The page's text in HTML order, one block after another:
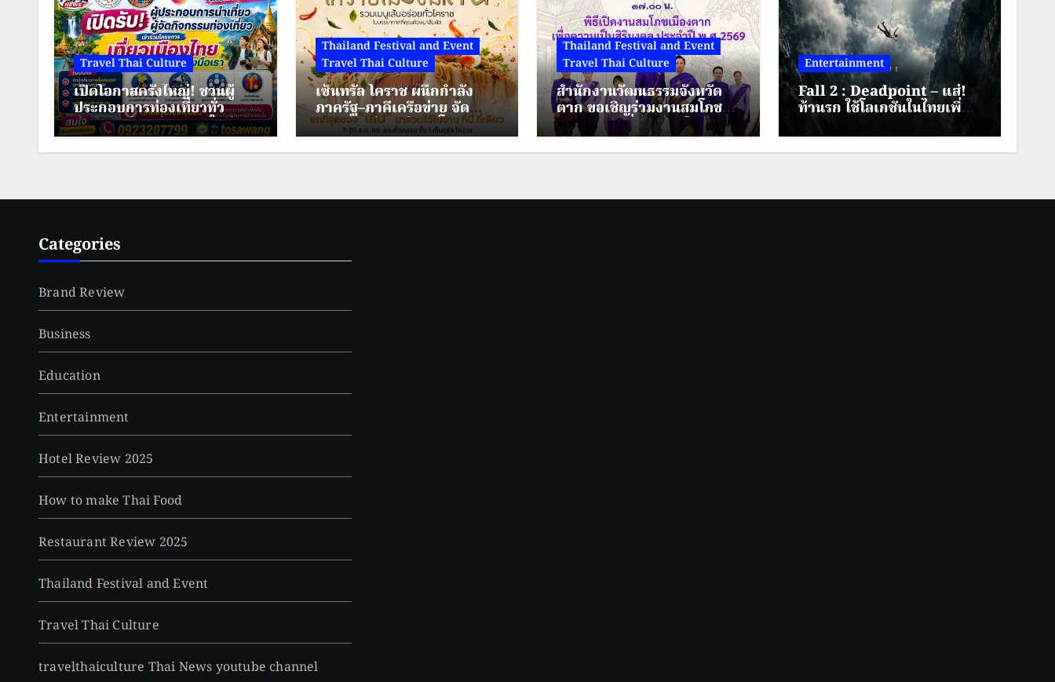
Travel Thai Culture
เปิดโอกาสครั้งใหญ่! ชวนผู้
ประกอบการท่องเที่ยวทั่ว
ประเทศ ร่วมสร้างพลังใหม่ ขับ
เคลื่อนเศรษฐกิจชุมชนไทย
Thailand Festival and Event
Travel Thai Culture
เซ็นทรัล โคราช ผนึกกำลัง
ภาครัฐ–ภาคีเครือข่าย จัด
มหกรรมเส้นแห่งปี “โคราช
เมืองมีเส้น” ดัน “ผัดหมี่ดัง–
ขนมจีนแซ่บ” สู่ Soft Power
Thailand Festival and Event
Travel Thai Culture
สำนักงานวัฒนธรรมจังหวัด
ตาก ขอเชิญร่วมงานสมโภช
เมืองตาก เพื่อความเป็นสิริ
มงคล ประจำปี พ.ศ.2569
ระหว่างวันที่ 28 – 30 สิงหาคม
Entertainment
Fall 2 : Deadpoint – แส่!
ท้านรก ใช้โลเกชันในไทยเพิ่ม
ระดับความหวาดเสียวคูณสอง
Categories
Brand Review
Business
Education
Entertainment
Hotel Review 2025
How to make Thai Food
Restaurant Review 2025
Thailand Festival and Event
Travel Thai Culture
travelthaiculture Thai News youtube channel